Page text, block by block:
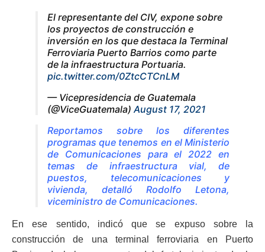
El representante del CIV, expone sobre
los proyectos de construcción e
inversión en los que destaca la Terminal
Ferroviaria Puerto Barrios como parte
de la infraestructura Portuaria.
pic.twitter.com/0ZtcCTCnLM
— Vicepresidencia de Guatemala
(@ViceGuatemala)August 17, 2021
Reportamos sobre los diferentes
programas que tenemos en el Ministerio
de Comunicaciones para el 2022 en
temas de infraestructura vial, de
puestos, telecomunicaciones y
vivienda, detalló Rodolfo Letona,
viceministro de Comunicaciones.
En ese sentido, indicó que se expuso sobre la
construcción de una terminal ferroviaria en Puerto